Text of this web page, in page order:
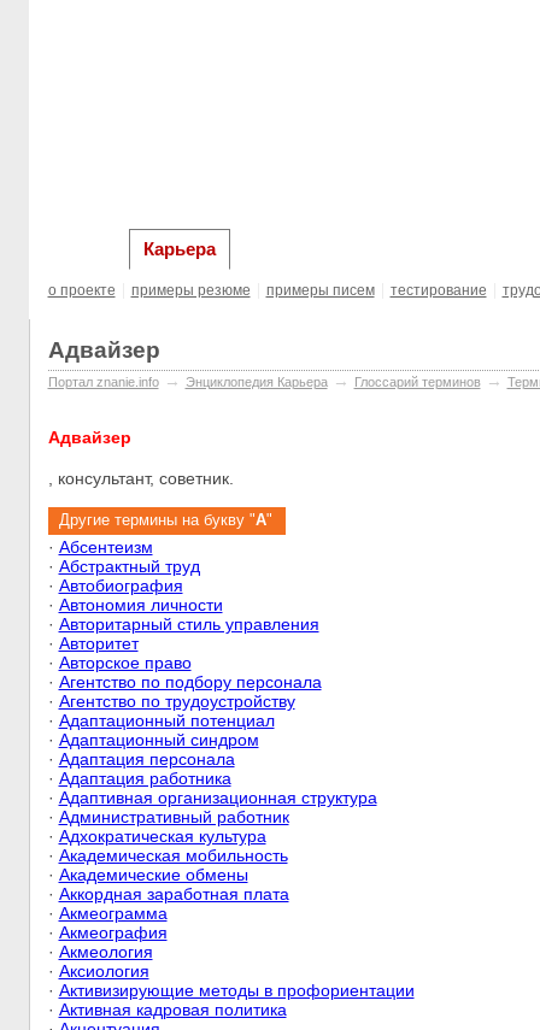
Карьера
о проекте примеры резюме примеры писем тестирование
Адвайзер
Портал znanie.info→ Энциклопедия Карьера→ Глосcарий терминов→
Адвайзер
, консультант, советник.
Другие термины на букву "А"
· Абсентеизм
· Абстрактный труд
· Автобиография
· Автономия личности
· Авторитарный стиль управления
· Авторитет
· Авторское право
· Агентство по подбору персонала
· Агентство по трудоустройству
· Адаптационный потенциал
· Адаптационный синдром
· Адаптация персонала
· Адаптация работника
· Адаптивная организационная структура
· Административный работник
· Адхократическая культура
· Академическая мобильность
· Академические обмены
· Аккордная заработная плата
· Акмеограмма
· Акмеография
· Акмеология
· Аксиология
· Активизирующие методы в профориентации
· Активная кадровая политика